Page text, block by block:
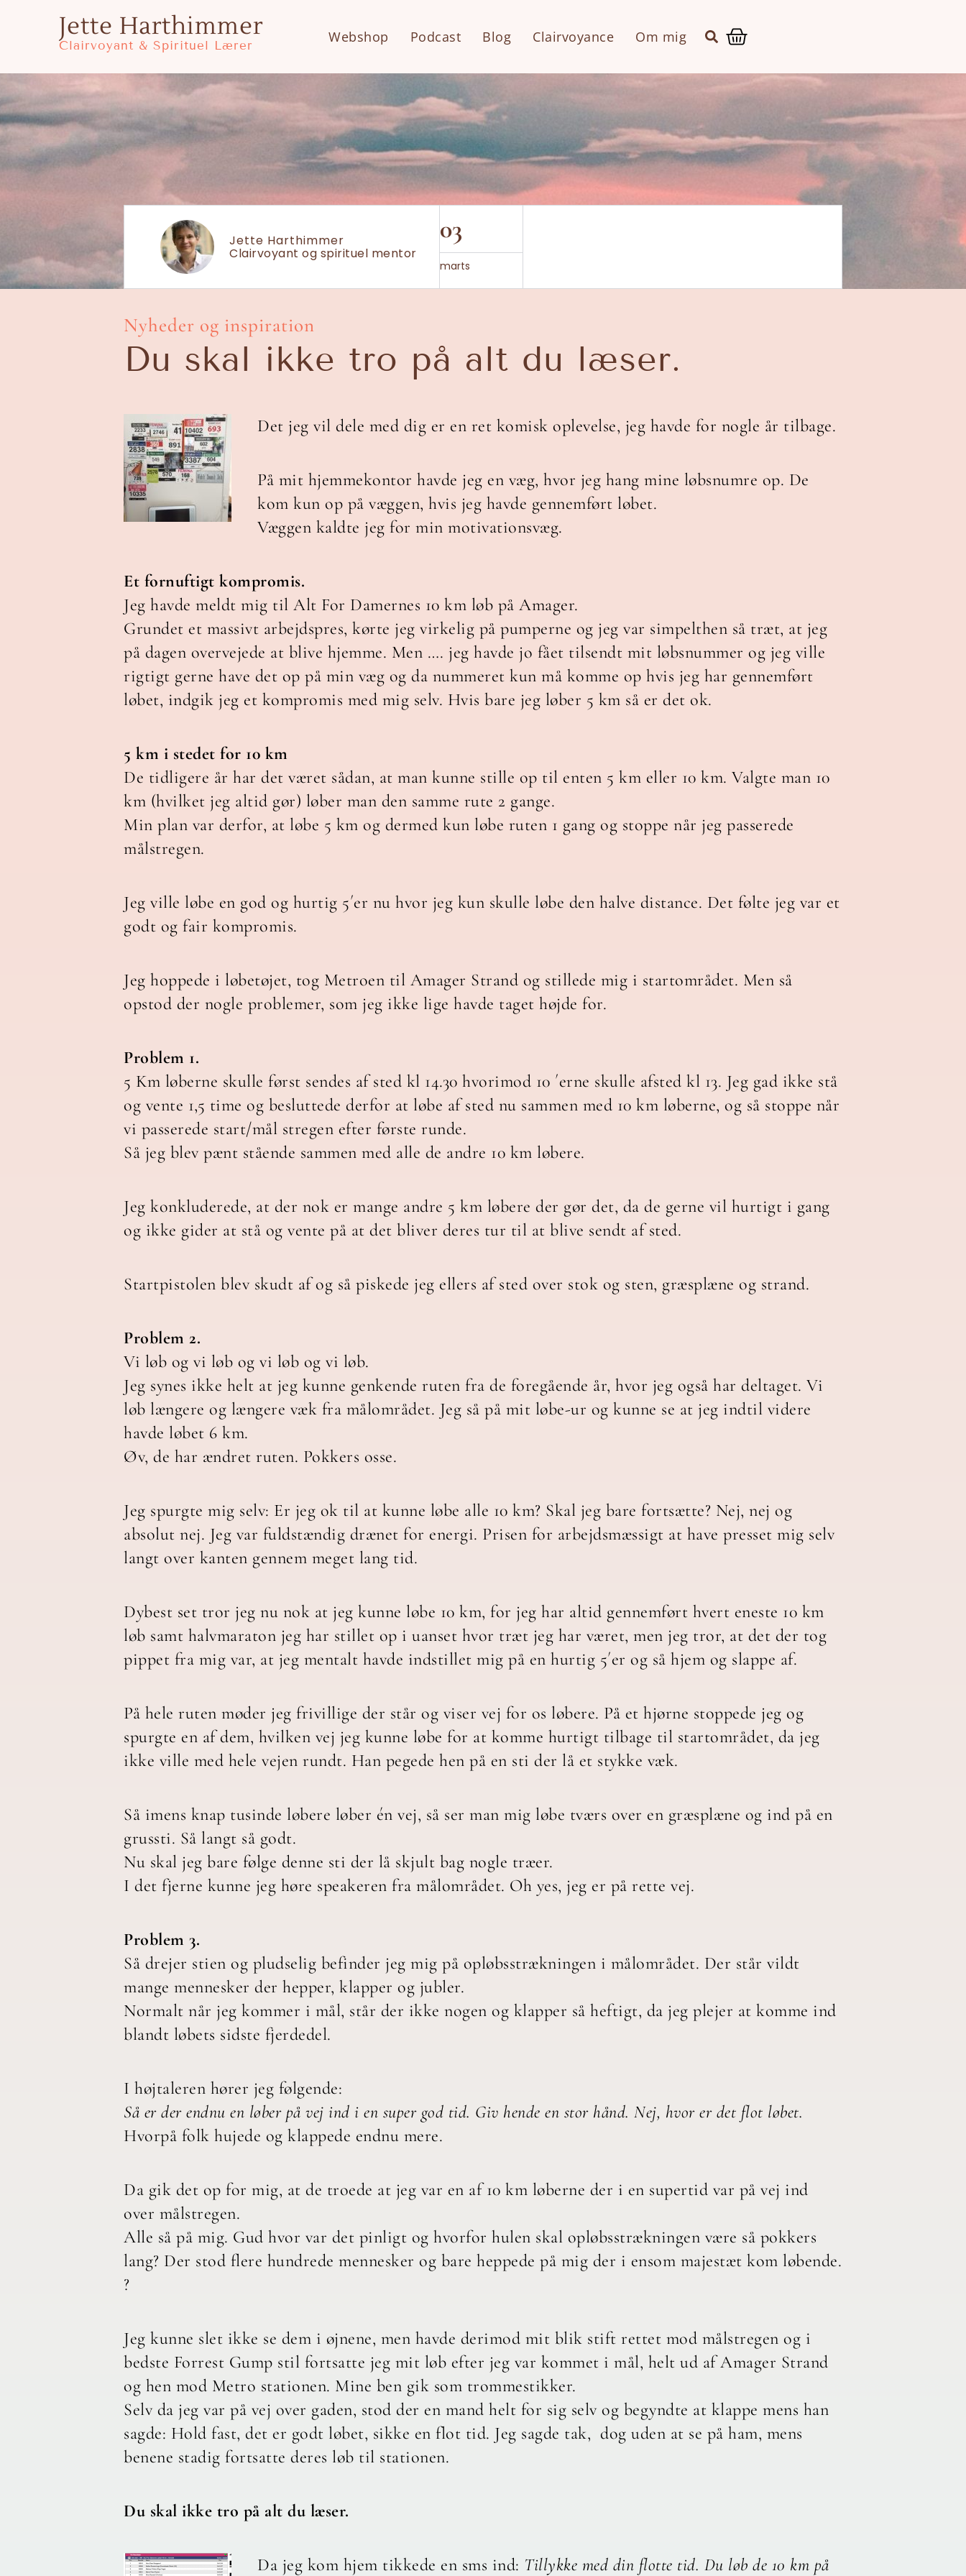
Jette Harthimmer
Clairvoyant & Spirituel Lærer
Webshop Podcast Blog Clairvoyance Om mig
Jette Harthimmer
Clairvoyant og spirituel mentor
03
marts
Nyheder og inspiration
Du skal ikke tro på alt du læser.
Det jeg vil dele med dig er en ret komisk oplevelse, jeg havde for nogle år tilbage.
På mit hjemmekontor havde jeg en væg, hvor jeg hang mine løbsnumre op. De
kom kun op på væggen, hvis jeg havde gennemført løbet.
Væggen kaldte jeg for min motivationsvæg.
Et fornuftigt kompromis.
Jeg havde meldt mig til Alt For Damernes 10 km løb på Amager.
Grundet et massivt arbejdspres, kørte jeg virkelig på pumperne og jeg var simpelthen så træt, at jeg
på dagen overvejede at blive hjemme. Men …. jeg havde jo fået tilsendt mit løbsnummer og jeg ville
rigtigt gerne have det op på min væg og da nummeret kun må komme op hvis jeg har gennemført
løbet, indgik jeg et kompromis med mig selv. Hvis bare jeg løber 5 km så er det ok.
5 km i stedet for 10 km
De tidligere år har det været sådan, at man kunne stille op til enten 5 km eller 10 km. Valgte man 10
km (hvilket jeg altid gør) løber man den samme rute 2 gange.
Min plan var derfor, at løbe 5 km og dermed kun løbe ruten 1 gang og stoppe når jeg passerede
målstregen.
Jeg ville løbe en god og hurtig 5´er nu hvor jeg kun skulle løbe den halve distance. Det følte jeg var et
godt og fair kompromis.
Jeg hoppede i løbetøjet, tog Metroen til Amager Strand og stillede mig i startområdet. Men så
opstod der nogle problemer, som jeg ikke lige havde taget højde for.
Problem 1.
5 Km løberne skulle først sendes af sted kl 14.30 hvorimod 10 ´erne skulle afsted kl 13. Jeg gad ikke stå
og vente 1,5 time og besluttede derfor at løbe af sted nu sammen med 10 km løberne, og så stoppe når
vi passerede start/mål stregen efter første runde.
Så jeg blev pænt stående sammen med alle de andre 10 km løbere.
Jeg konkluderede, at der nok er mange andre 5 km løbere der gør det, da de gerne vil hurtigt i gang
og ikke gider at stå og vente på at det bliver deres tur til at blive sendt af sted.
Startpistolen blev skudt af og så piskede jeg ellers af sted over stok og sten, græsplæne og strand.
Problem 2.
Vi løb og vi løb og vi løb og vi løb.
Jeg synes ikke helt at jeg kunne genkende ruten fra de foregående år, hvor jeg også har deltaget. Vi
løb længere og længere væk fra målområdet. Jeg så på mit løbe-ur og kunne se at jeg indtil videre
havde løbet 6 km.
Øv, de har ændret ruten. Pokkers osse.
Jeg spurgte mig selv: Er jeg ok til at kunne løbe alle 10 km? Skal jeg bare fortsætte? Nej, nej og
absolut nej. Jeg var fuldstændig drænet for energi. Prisen for arbejdsmæssigt at have presset mig selv
langt over kanten gennem meget lang tid.
Dybest set tror jeg nu nok at jeg kunne løbe 10 km, for jeg har altid gennemført hvert eneste 10 km
løb samt halvmaraton jeg har stillet op i uanset hvor træt jeg har været, men jeg tror, at det der tog
pippet fra mig var, at jeg mentalt havde indstillet mig på en hurtig 5´er og så hjem og slappe af.
På hele ruten møder jeg frivillige der står og viser vej for os løbere. På et hjørne stoppede jeg og
spurgte en af dem, hvilken vej jeg kunne løbe for at komme hurtigt tilbage til startområdet, da jeg
ikke ville med hele vejen rundt. Han pegede hen på en sti der lå et stykke væk.
Så imens knap tusinde løbere løber én vej, så ser man mig løbe tværs over en græsplæne og ind på en
grussti. Så langt så godt.
Nu skal jeg bare følge denne sti der lå skjult bag nogle træer.
I det fjerne kunne jeg høre speakeren fra målområdet. Oh yes, jeg er på rette vej.
Problem 3.
Så drejer stien og pludselig befinder jeg mig på opløbsstrækningen i målområdet. Der står vildt
mange mennesker der hepper, klapper og jubler.
Normalt når jeg kommer i mål, står der ikke nogen og klapper så heftigt, da jeg plejer at komme ind
blandt løbets sidste fjerdedel.
I højtaleren hører jeg følgende:
Så er der endnu en løber på vej ind i en super god tid. Giv hende en stor hånd. Nej, hvor er det flot løbet.
Hvorpå folk hujede og klappede endnu mere.
Da gik det op for mig, at de troede at jeg var en af 10 km løberne der i en supertid var på vej ind
over målstregen.
Alle så på mig. Gud hvor var det pinligt og hvorfor hulen skal opløbsstrækningen være så pokkers
lang? Der stod flere hundrede mennesker og bare heppede på mig der i ensom majestæt kom løbende.
?
Jeg kunne slet ikke se dem i øjnene, men havde derimod mit blik stift rettet mod målstregen og i
bedste Forrest Gump stil fortsatte jeg mit løb efter jeg var kommet i mål, helt ud af Amager Strand
og hen mod Metro stationen. Mine ben gik som trommestikker.
Selv da jeg var på vej over gaden, stod der en mand helt for sig selv og begyndte at klappe mens han
sagde: Hold fast, det er godt løbet, sikke en flot tid. Jeg sagde tak, dog uden at se på ham, mens
benene stadig fortsatte deres løb til stationen.
Du skal ikke tro på alt du læser.
Da jeg kom hjem tikkede en sms ind: Tillykke med din flotte tid. Du løb de 10 km på